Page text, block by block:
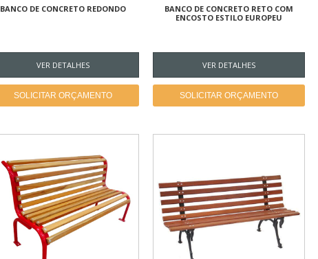
BANCO DE CONCRETO REDONDO
VER DETALHES
SOLICITAR ORÇAMENTO
BANCO DE CONCRETO RETO COM
ENCOSTO ESTILO EUROPEU
VER DETALHES
SOLICITAR ORÇAMENTO